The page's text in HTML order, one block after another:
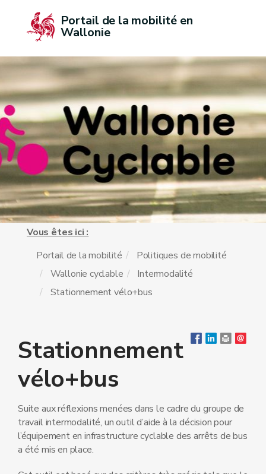
Portail de la mobilité en
Wallonie
Vous êtes ici :
Portail de la mobilité
Politiques de mobilité
Wallonie cyclable
Intermodalité
Stationnement vélo+bus
Stationnement
vélo+bus
Suite aux réflexions menées dans le cadre du groupe de
travail intermodalité, un outil d’aide à la décision pour
l’équipement en infrastructure cyclable des arrêts de bus
a été mis en place.